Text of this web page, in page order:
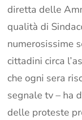
diretta delle
qualità di
numerosissime
cittadini circa
che ogni sera
segnale tv – ha
delle proteste